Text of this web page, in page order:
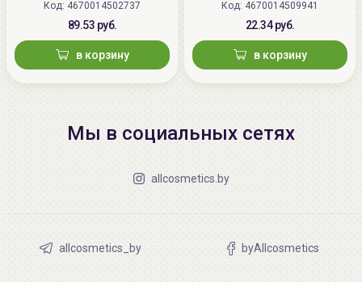
Код: 4670014502737
89.53 руб.
в корзину
Код: 4670014509941
22.34 руб.
в корзину
Мы в социальных сетях
allcosmetics.by
allcosmetics_by byAllcosmetics